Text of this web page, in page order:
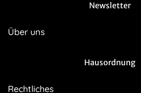
Newsletter
Über uns
Hausordnung
Rechtliches